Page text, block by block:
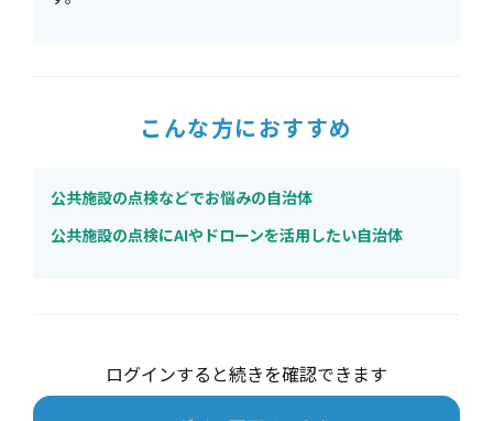
こんな方におすすめ
公共施設の点検などでお悩みの自治体
公共施設の点検にAIやドローンを活用したい自治体
ログインすると続きを確認できます